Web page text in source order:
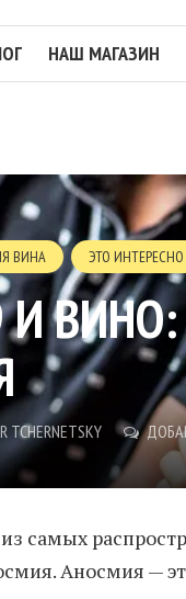
НАШ МАГАЗИН
ВИНА ЭТО ИНТЕРЕСНО
И
TCHERNETSKY
самых
Аносмия —